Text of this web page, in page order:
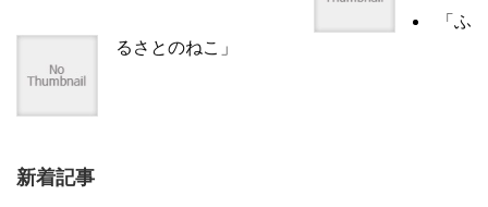
「ふ
るさとのねこ」
新着記事